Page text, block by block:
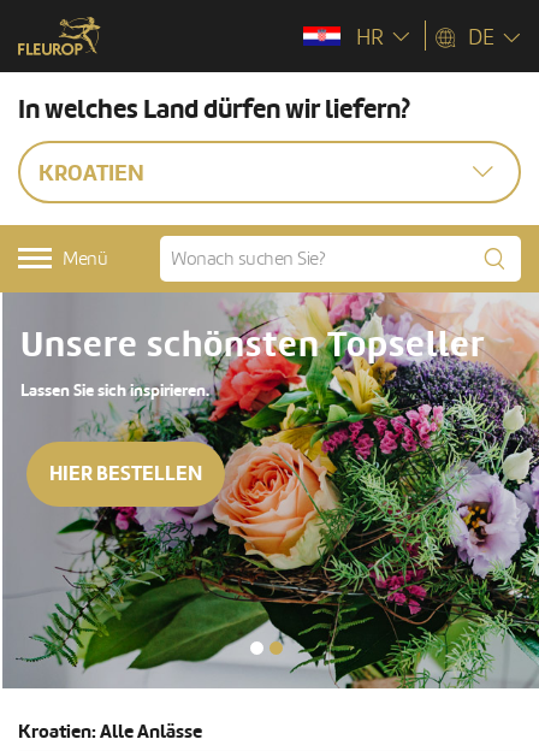
HR DE
In welches Land dürfen wir liefern?
KROATIEN
Menü
Unsere schönsten Topseller
Lassen Sie sich inspirieren.
HIER BESTELLEN
Kroatien: Alle Anlässe